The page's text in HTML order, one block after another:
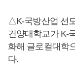
△K-국방산업 선
건양대학교가 K-
화해 글로컬대학
다.